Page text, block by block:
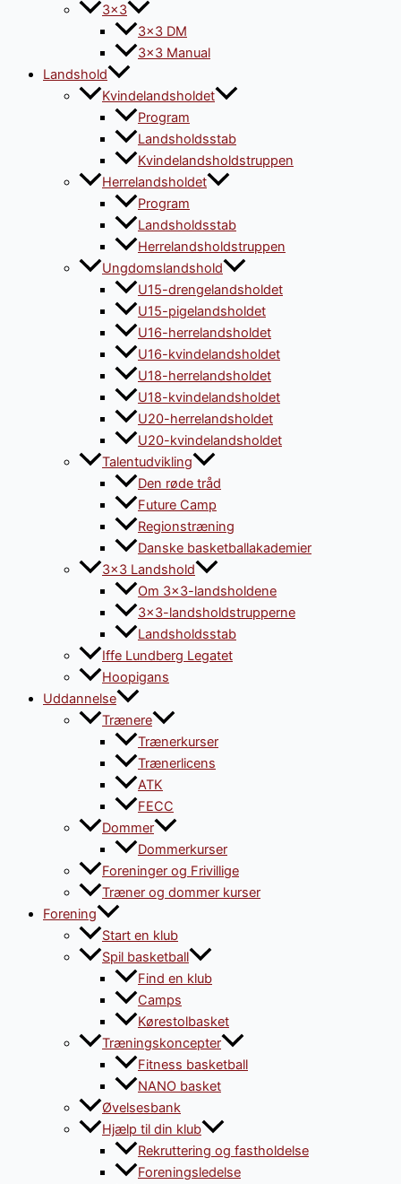
3×3
3×3 DM
3×3 Manual
Landshold
Kvindelandsholdet
Program
Landsholdsstab
Kvindelandsholdstruppen
Herrelandsholdet
Program
Landsholdsstab
Herrelandsholdstruppen
Ungdomslandshold
U15-drengelandsholdet
U15-pigelandsholdet
U16-herrelandsholdet
U16-kvindelandsholdet
U18-herrelandsholdet
U18-kvindelandsholdet
U20-herrelandsholdet
U20-kvindelandsholdet
Talentudvikling
Den røde tråd
Future Camp
Regionstræning
Danske basketballakademier
3×3 Landshold
Om 3×3-landsholdene
3×3-landsholdstrupperne
Landsholdsstab
Iffe Lundberg Legatet
Hoopigans
Uddannelse
Trænere
Trænerkurser
Trænerlicens
ATK
FECC
Dommer
Dommerkurser
Foreninger og Frivillige
Træner og dommer kurser
Forening
Start en klub
Spil basketball
Find en klub
Camps
Kørestolbasket
Træningskoncepter
Fitness basketball
NANO basket
Øvelsesbank
Hjælp til din klub
Rekruttering og fastholdelse
Foreningsledelse